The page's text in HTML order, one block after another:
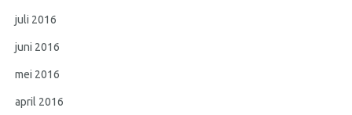
juli 2016
juni 2016
mei 2016
april 2016